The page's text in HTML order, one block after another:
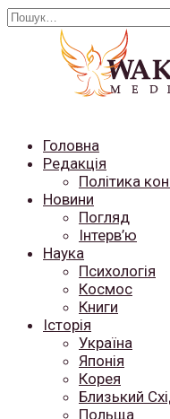
Перейти
Search
Головна
Редакція
Політика
Новини
Погляд
Інтерв’ю
Наука
Психологія
Космос
Книги
Історія
Україна
Японія
Корея
Близький
Польща